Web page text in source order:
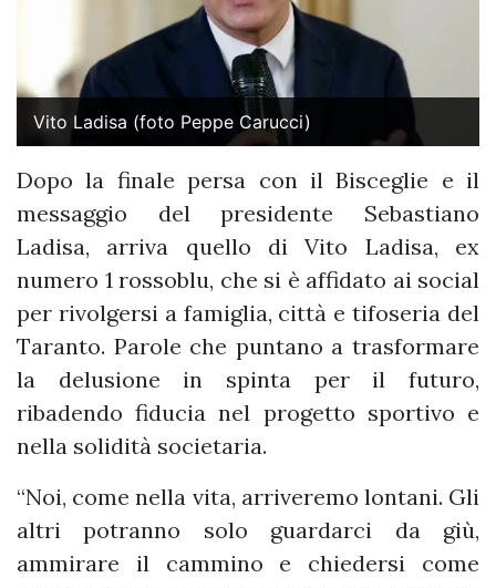
Vito Ladisa (foto Peppe Carucci)
Dopo la finale persa con il Bisceglie e il
messaggio del presidente Sebastiano
Ladisa, arriva quello di Vito Ladisa, ex
numero 1 rossoblu, che si è affidato ai social
per rivolgersi a famiglia, città e tifoseria del
Taranto. Parole che puntano a trasformare
la delusione in spinta per il futuro,
ribadendo fiducia nel progetto sportivo e
nella solidità societaria.
“Noi, come nella vita, arriveremo lontani. Gli
altri potranno solo guardarci da giù,
ammirare il cammino e chiedersi come